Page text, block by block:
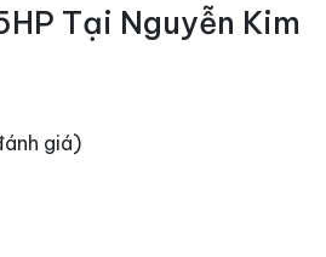
Tại Nguyễn Kim
giá)